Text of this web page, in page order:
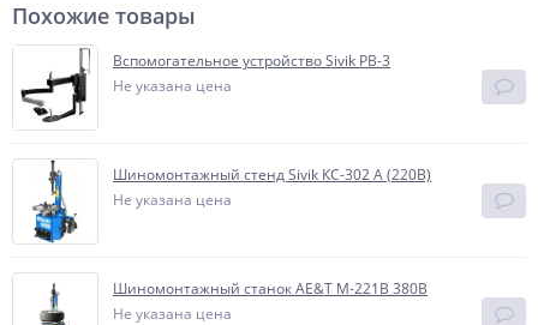
Похожие товары
Вспомогательное устройство Sivik РВ-3
Не указана цена
Шиномонтажный стенд Sivik КС-302 А (220В)
Не указана цена
Шиномонтажный станок AE&T M-221B 380В
Не указана цена